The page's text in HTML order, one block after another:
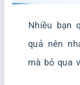
Nhiều bạn
quả nên
mà bỏ qua